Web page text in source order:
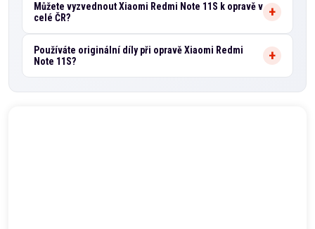
Můžete vyzvednout Xiaomi Redmi Note 11S k opravě v
celé ČR?
Používáte originální díly při opravě Xiaomi Redmi
Note 11S?